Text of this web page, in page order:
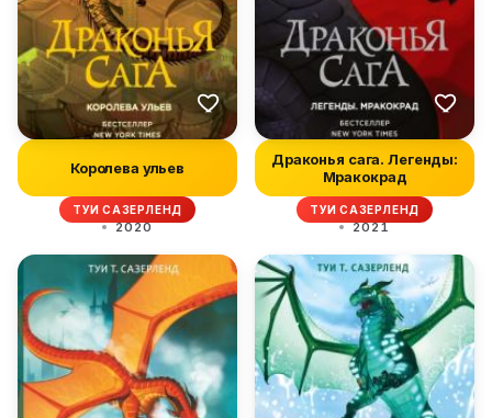
Королева ульев
ТУИ САЗЕРЛЕНД
2020
Драконья сага. Легенды:
Мракокрад
ТУИ САЗЕРЛЕНД
2021